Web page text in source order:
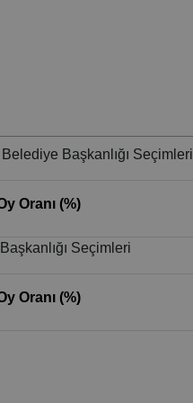
Başkanlığı Seçimleri
Oranı (%)
Seçimleri
Oranı (%)